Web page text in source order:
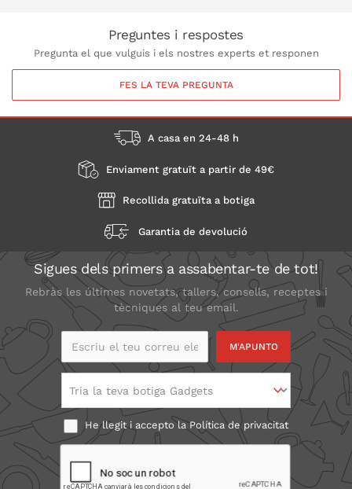
Preguntes i respostes
Pregunta el que vulguis i els nostres experts et responen
FES LA TEVA PREGUNTA
A casa en 24-48 h
Enviament gratuït a partir de 49€
Recollida gratuïta a botiga
Garantia de devolució
Sigues dels primers a assabentar-te de tot!
Rebràs les últimes novetats, tallers, consells, receptes i
tècniques al teu email.
Escriu el teu correu
Tria la teva botiga Gadgets
He llegit i accepto laPolítica de privacitat